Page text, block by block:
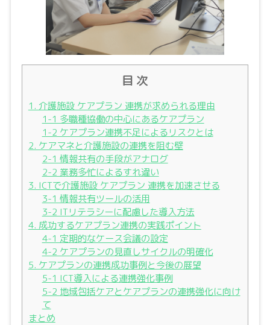
目 次
1. 介護施設 ケアプラン 連携が求められる理由
1-1 多職種協働の中心にあるケアプラン
1-2 ケアプラン連携不足によるリスクとは
2. ケアマネと介護施設の連携を阻む壁
2-1 情報共有の手段がアナログ
2-2 業務多忙によるすれ違い
3. ICTで介護施設 ケアプラン 連携を加速させる
3-1 情報共有ツールの活用
3-2 ITリテラシーに配慮した導入方法
4. 成功するケアプラン連携の実践ポイント
4-1 定期的なケース会議の設定
4-2 ケアプランの見直しサイクルの明確化
5. ケアプランの連携成功事例と今後の展望
5-1 ICT導入による連携強化事例
5-2 地域包括ケアとケアプランの連携強化に向け
て
まとめ